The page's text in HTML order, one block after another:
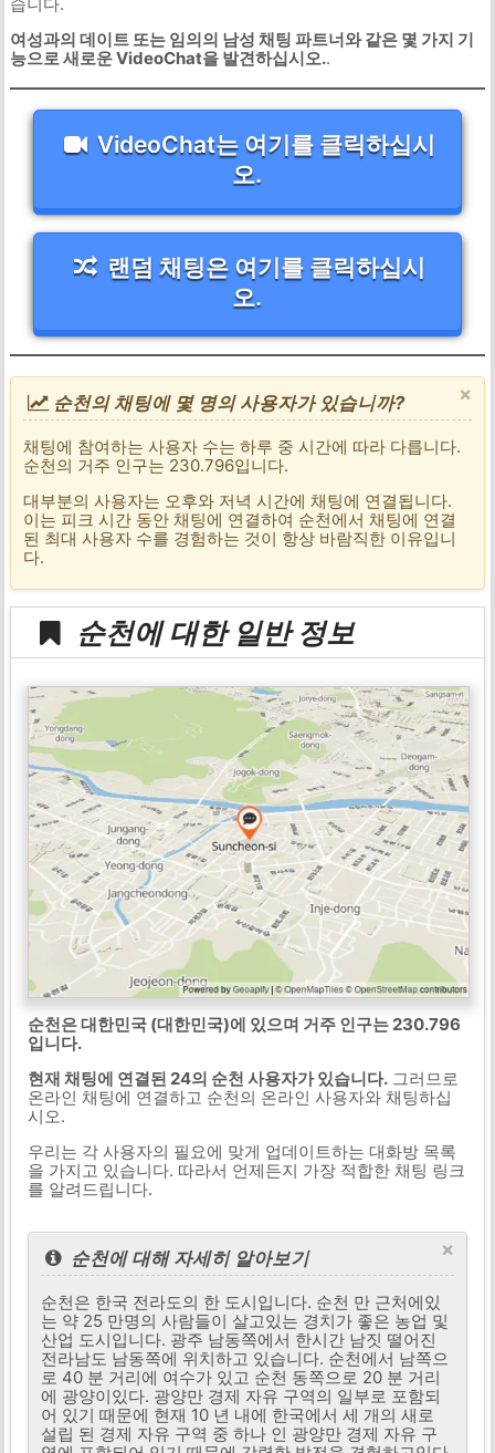
여성과의 데이트 또는 임의의 남성 채팅 파트너와 같은 몇 가지 기
능으로 새로운 VideoChat을 발견하십시오..
VideoChat는 여기를 클릭하십시
오.
랜덤 채팅은 여기를 클릭하십시
오.
×
순천의 채팅에 몇 명의 사용자가 있습니까?
채팅에 참여하는 사용자 수는 하루 중 시간에 따라 다릅니다.
순천의 거주 인구는 230.796입니다.
대부분의 사용자는 오후와 저녁 시간에 채팅에 연결됩니다.
이는 피크 시간 동안 채팅에 연결하여 순천에서 채팅에 연결
된 최대 사용자 수를 경험하는 것이 항상 바람직한 이유입니
다.
순천에 대한 일반 정보
순천은 대한민국 (대한민국)에 있으며 거주 인구는 230.796
입니다.
현재 채팅에 연결된 24의 순천 사용자가 있습니다.그러므로
온라인 채팅에 연결하고 순천의 온라인 사용자와 채팅하십
시오.
우리는 각 사용자의 필요에 맞게 업데이트하는 대화방 목록
을 가지고 있습니다. 따라서 언제든지 가장 적합한 채팅 링크
를 알려드립니다.
×
순천에 대해 자세히 알아보기
순천은 한국 전라도의 한 도시입니다. 순천 만 근처에있
는 약 25 만명의 사람들이 살고있는 경치가 좋은 농업 및
산업 도시입니다. 광주 남동쪽에서 한시간 남짓 떨어진
전라남도 남동쪽에 위치하고 있습니다. 순천에서 남쪽으
로 40 분 거리에 여수가 있고 순천 동쪽으로 20 분 거리
에 광양이있다. 광양만 경제 자유 구역의 일부로 포함되
어 있기 때문에 현재 10 년 내에 한국에서 세 개의 새로
설립 된 경제 자유 구역 중 하나 인 광양만 경제 자유 구